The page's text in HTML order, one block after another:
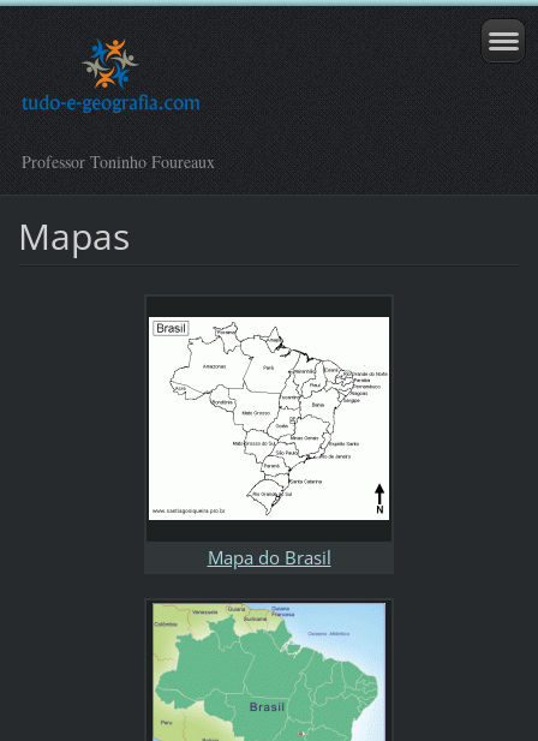
Professor Toninho Foureaux
Mapas
Mapa do Brasil